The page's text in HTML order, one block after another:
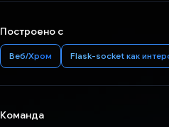
Построено с
Веб/Хром Flask-socket как
Команда